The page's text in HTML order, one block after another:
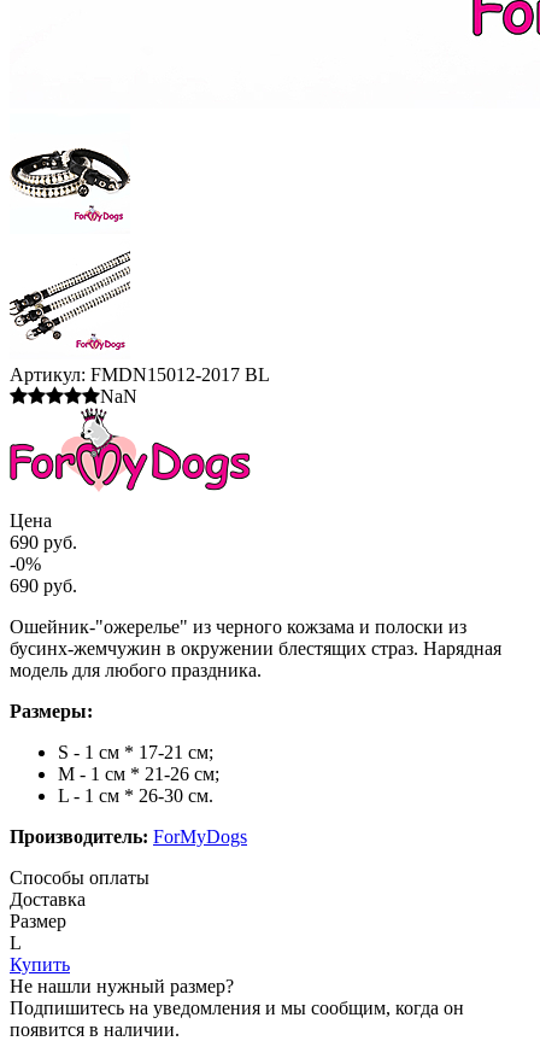
Артикул: FMDN15012-2017 BL
NaN
Цена
690 руб.
-0%
690 руб.
Ошейник-"ожерелье" из черного кожзама и полоски из
бусинх-жемчужин в окружении блестящих страз. Нарядная
модель для любого праздника.
Размеры:
S - 1 см * 17-21 см;
M - 1 см * 21-26 см;
L - 1 см * 26-30 см.
Производитель: ForMyDogs
Способы оплаты
Доставка
Размер
L
Купить
Не нашли нужный размер?
Подпишитесь на уведомления и мы сообщим, когда он
появится в наличии.